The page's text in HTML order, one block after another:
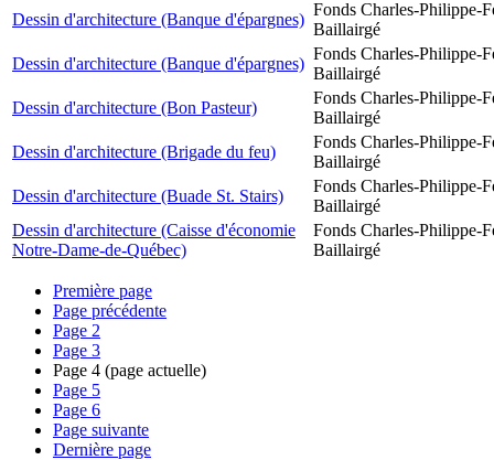
Dessin d'architecture (Banque d'épargnes)
Fonds Charles-Philippe-
Baillairgé
Dessin d'architecture (Banque d'épargnes)
Fonds Charles-Philippe-
Baillairgé
Dessin d'architecture (Bon Pasteur)
Fonds Charles-Philippe-
Baillairgé
Dessin d'architecture (Brigade du feu)
Fonds Charles-Philippe-
Baillairgé
Dessin d'architecture (Buade St. Stairs)
Fonds Charles-Philippe-
Baillairgé
Dessin d'architecture (Caisse d'économie
Notre-Dame-de-Québec)
Fonds Charles-Philippe-
Baillairgé
Première page
Page précédente
Page 2
Page 3
Page 4 (page actuelle)
Page 5
Page 6
Page suivante
Dernière page